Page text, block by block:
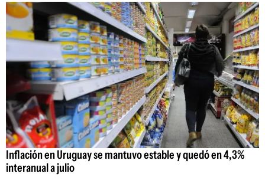
Inflación en Uruguay se mantuvo estable y quedó en 4,3%
interanual a julio